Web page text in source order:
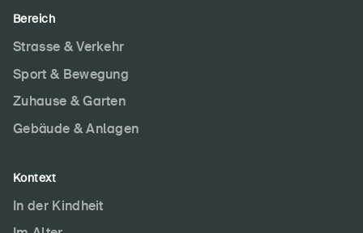
Bereich
Strasse & Verkehr
Sport & Bewegung
Zuhause & Garten
Gebäude & Anlagen
Kontext
In der Kindheit